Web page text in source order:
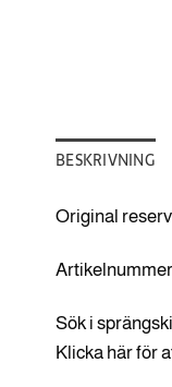
BESKRIVNING
Original
Sök i
Klicka här för